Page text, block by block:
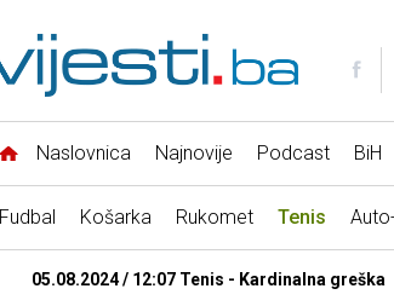
Naslovnica Najnovije Podcast BiH
Fudbal Košarka Rukomet Tenis
05.08.2024 / 12:07 Tenis - Kardinalna greška